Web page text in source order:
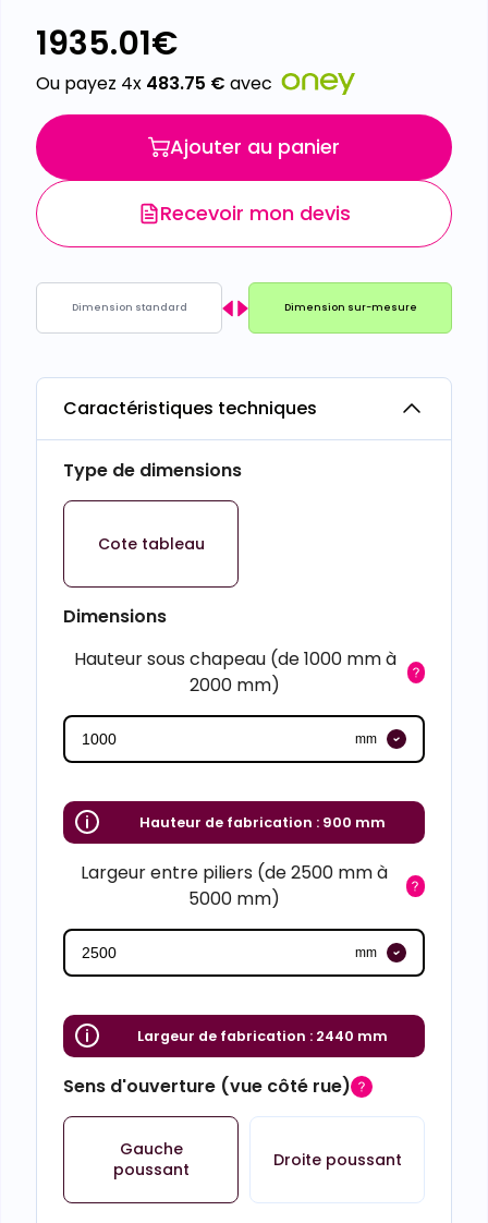
1935.01€
Ou payez 4x 483.75 € avec
Ajouter au panier
Recevoir mon devis
Dimension standard Dimension sur-mesure
Caractéristiques techniques
Type de dimensions
Cote tableau
Dimensions
Hauteur sous chapeau (de 1000 mm à
2000 mm)
mm
Hauteur de fabrication : 900 mm
Largeur entre piliers (de 2500 mm à
5000 mm)
mm
Largeur de fabrication : 2440 mm
Sens d'ouverture (vue côté rue)
Gauche
poussant
Droite poussant